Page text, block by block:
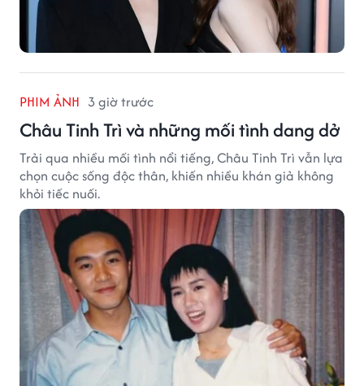
PHIM ẢNH 3 giờ trước
Châu Tinh Trì và những mối tình dang dở
Trải qua nhiều mối tình nổi tiếng, Châu Tinh Trì vẫn lựa
chọn cuộc sống độc thân, khiến nhiều khán giả không
khỏi tiếc nuối.